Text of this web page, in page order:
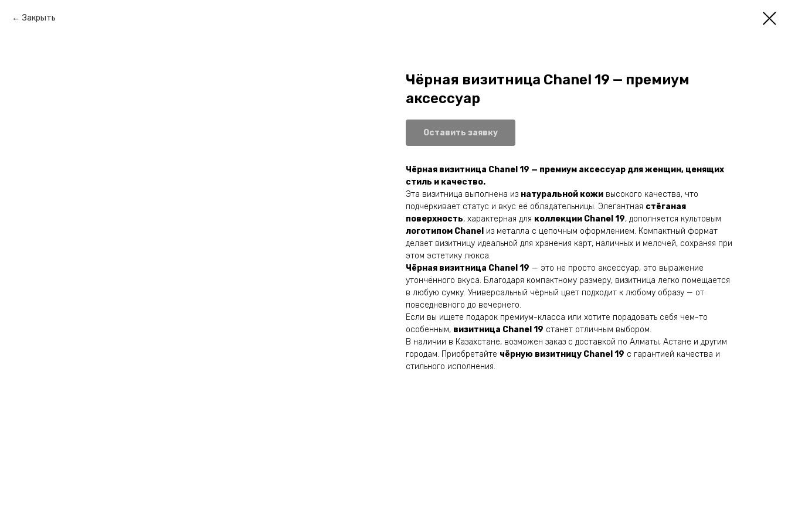
Закрыть
Чёрная визитница Chanel 19 — премиум
аксессуар
Оставить заявку
Чёрная визитница Chanel 19 — премиум аксессуар для женщин, ценящих
стиль и качество.
Эта визитница выполнена из натуральной кожи высокого качества, что
подчёркивает статус и вкус её обладательницы. Элегантная стёганая
поверхность, характерная для коллекции Chanel 19, дополняется культовым
логотипом Chanel из металла с цепочным оформлением. Компактный формат
делает визитницу идеальной для хранения карт, наличных и мелочей, сохраняя при
этом эстетику люкса.
Чёрная визитница Chanel 19 — это не просто аксессуар, это выражение
утончённого вкуса. Благодаря компактному размеру, визитница легко помещается
в любую сумку. Универсальный чёрный цвет подходит к любому образу — от
повседневного до вечернего.
Если вы ищете подарок премиум-класса или хотите порадовать себя чем-то
особенным, визитница Chanel 19 станет отличным выбором.
В наличии в Казахстане, возможен заказ с доставкой по Алматы, Астане и другим
городам. Приобретайте чёрную визитницу Chanel 19 с гарантией качества и
стильного исполнения.